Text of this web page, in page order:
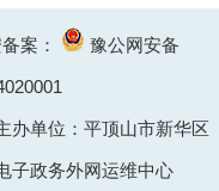
案： 豫公网安备
单位：平顶山市新华区
政务外网运维中心